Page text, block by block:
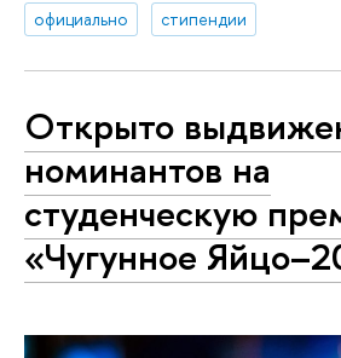
официально
стипендии
Открыто
номинантов на
студенческую
«Чугунное